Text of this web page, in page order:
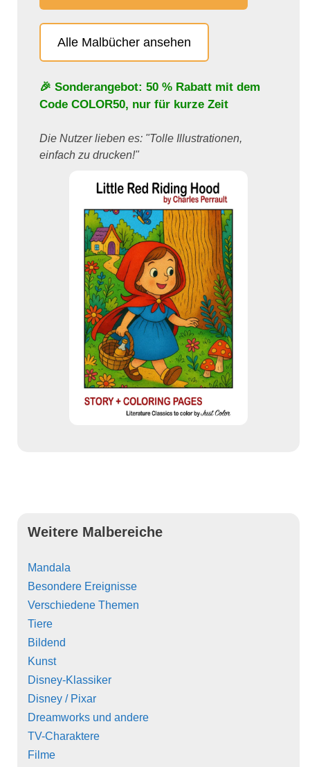
Alle Malbücher ansehen
🎉 Sonderangebot: 50 % Rabatt mit dem
Code COLOR50, nur für kurze Zeit
Die Nutzer lieben es: "Tolle Illustrationen,
einfach zu drucken!"
Weitere Malbereiche
Mandala
Besondere Ereignisse
Verschiedene Themen
Tiere
Bildend
Kunst
Disney-Klassiker
Disney / Pixar
Dreamworks und andere
TV-Charaktere
Filme